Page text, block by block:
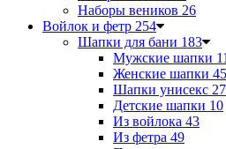
Наборы веников 26
Войлок и фетр 254
Шапки для бани 183
Мужские шапки
Женские шапки 45
Шапки унисекс 27
Детские шапки 10
Из войлока 43
Из фетра 49